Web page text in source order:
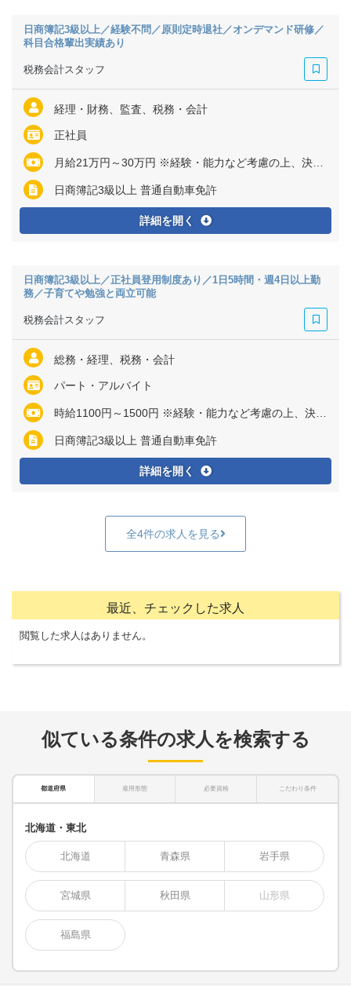
日商簿記3級以上／経験不問／原則定時退社／オンデマンド研修／
科目合格輩出実績あり
税務会計スタッフ
経理・財務、監査、税務・会計
正社員
月給21万円～30万円 ※経験・能力など考慮の上、決定いたします ※残業代は全額支給
日商簿記3級以上 普通自動車免許
詳細を開く
日商簿記3級以上／正社員登用制度あり／1日5時間・週4日以上勤
務／子育てや勉強と両立可能
税務会計スタッフ
総務・経理、税務・会計
パート・アルバイト
時給1100円～1500円 ※経験・能力など考慮の上、決定いたします ※残業代は全額支給
日商簿記3級以上 普通自動車免許
詳細を開く
全4件の求人を見る
最近、チェックした求人
閲覧した求人はありません。
似ている条件の求人を検索する
都道府県 雇用形態 必要資格 こだわり条件
北海道・東北
北海道 青森県 岩手県
宮城県 秋田県 山形県
福島県